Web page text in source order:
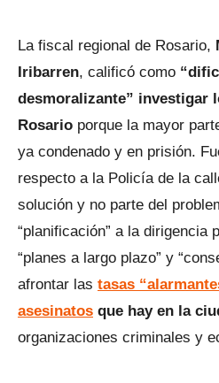
La fiscal regional de Rosario,
Iribarren, calificó como
desmoralizante” investigar
Rosario porque la mayor
ya condenado y en prisión.
respecto a la Policía de la
solución y no parte del
“planificación” a la dirigencia
“planes a largo plazo” y
afrontar las tasas
asesinatos que hay en la
organizaciones criminales y